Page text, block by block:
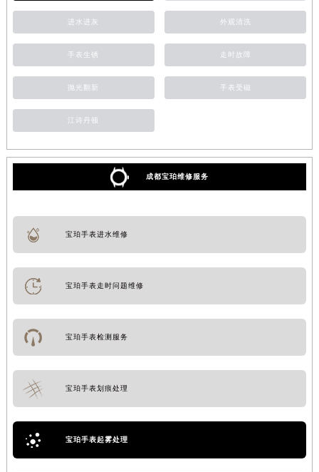
进水进灰 外观清洗
手表生锈 走时故障
抛光翻新 手表受磁
江诗丹顿
成都宝珀维修服务
宝珀手表进水维修
宝珀手表走时问题维修
宝珀手表检测服务
宝珀手表划痕处理
宝珀手表起雾处理